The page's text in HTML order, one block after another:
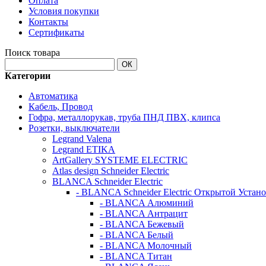
Условия покупки
Контакты
Сертификаты
Поиск товара
ОК
Категории
Автоматика
Кабель, Провод
Гофра, металлорукав, труба ПНД ПВХ, клипса
Розетки, выключатели
Legrand Valena
Legrand ETIKA
ArtGallery SYSTEME ELECTRIC
Atlas design Schneider Electric
BLANCA Schneider Electric
- BLANCA Schneider Electric Открытой
- BLANCA Алюминий
- BLANCA Антрацит
- BLANCA Бежевый
- BLANCA Белый
- BLANCA Молочный
- BLANCA Титан